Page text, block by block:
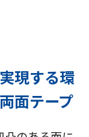
現する環
面テープ